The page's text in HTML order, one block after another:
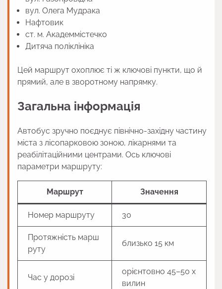
вул. Олега Мудрака
Нафтовик
ст. м. Академмістечко
Дитяча поліклініка
Цей маршрут охоплює ті ж ключові пункти, що й
прямий, але в зворотному напрямку.
Загальна інформація
Автобус зручно поєднує північно-західну частину
міста з лісопарковою зоною, лікарнями та
реабілітаційними центрами. Ось ключові
параметри маршруту:
Маршрут Значення
Номер маршруту 30
Протяжність марш
руту
близько 15 км
Час у дорозі
орієнтовно 45–50 х
вилин